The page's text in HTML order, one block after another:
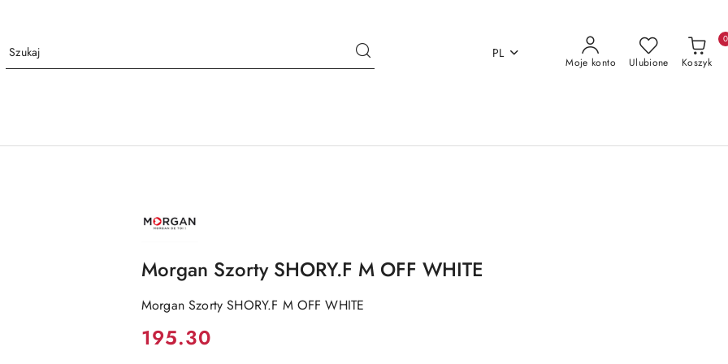
PL
Moje konto Ulubione Koszyk
0
PRODUCENTA:
MORGAN
Morgan Szorty SHORY.F M OFF WHITE
Morgan Szorty SHORY.F M OFF WHITE
Cena:
195.30